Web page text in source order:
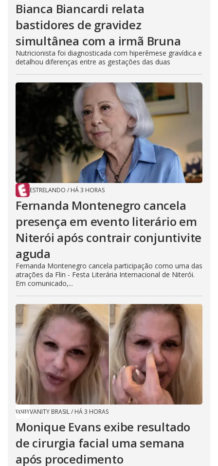
Bianca Biancardi relata
bastidores de gravidez
simultânea com a irmã Bruna
Nutricionista foi diagnosticada com hiperêmese gravídica e
detalhou diferenças entre as gestações das duas
ESTRELANDO / HÁ 3 HORAS
Fernanda Montenegro cancela
presença em evento literário em
Niterói após contrair conjuntivite
aguda
Fernanda Montenegro cancela participação como uma das
atrações da Flin - Festa Literária Internacional de Niterói.
Em comunicado,...
VANITY BRASIL/ HÁ 3 HORAS
Monique Evans exibe resultado
de cirurgia facial uma semana
após procedimento